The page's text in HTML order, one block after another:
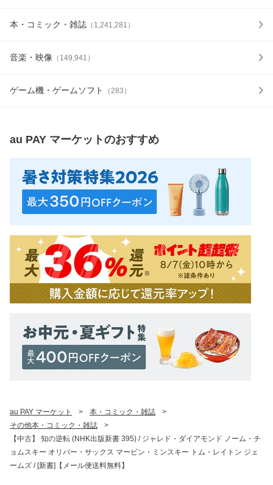
本・コミック・雑誌 （ 1,241,281 ）
音楽・映像 （ 149,941 ）
ゲーム機・ゲームソフト （283 ）
au PAY マーケットのおすすめ
au PAY マーケット > 本・コミック・雑誌
>
その他本・コミック・雑誌
>
【中古】 知の逆転 (NHK出版新書 395) / ジャレド・ダイアモンド ノーム・チ
ョムスキー オリバー・サックス マービン・ミンスキー トム・レイトン ジェ
ームズ / [新書]【メール便送料無料】